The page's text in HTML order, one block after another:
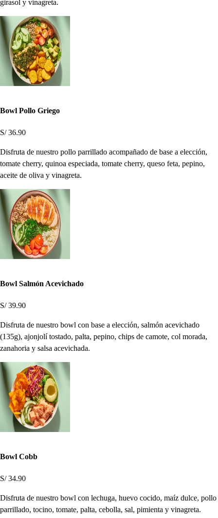
girasol y vinagreta.
Bowl Pollo Griego
S/ 36.90
Disfruta de nuestro pollo parrillado acompañado de base a elección,
tomate cherry, quinoa especiada, tomate cherry, queso feta, pepino,
aceite de oliva y vinagreta.
Bowl Salmón Acevichado
S/ 39.90
Disfruta de nuestro bowl con base a elección, salmón acevichado
(135g), ajonjolí tostado, palta, pepino, chips de camote, col morada,
zanahoria y salsa acevichada.
Bowl Cobb
S/ 34.90
Disfruta de nuestro bowl con lechuga, huevo cocido, maíz dulce, pollo
parrillado, tocino, tomate, palta, cebolla, sal, pimienta y vinagreta.